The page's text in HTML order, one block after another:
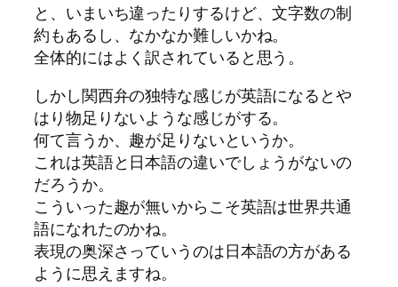
と、いまいち違ったりするけど、文字数の制
約もあるし、なかなか難しいかね。
全体的にはよく訳されていると思う。
しかし関西弁の独特な感じが英語になるとや
はり物足りないような感じがする。
何て言うか、趣が足りないというか。
これは英語と日本語の違いでしょうがないの
だろうか。
こういった趣が無いからこそ英語は世界共通
語になれたのかね。
表現の奥深さっていうのは日本語の方がある
ように思えますね。